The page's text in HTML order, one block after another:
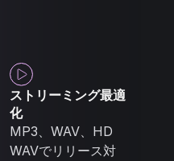
ストリーミング最適
化
MP3、WAV、HD
WAVでリリース対